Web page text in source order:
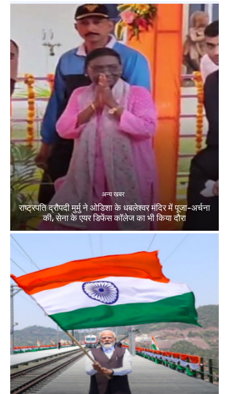
अन्य खबर
राष्ट्रपति द्रौपदी मुर्मु ने ओडिशा के धबलेश्वर मंदिर में पूजा-अर्चना
की, सेना के एयर डिफेंस कॉलेज का भी किया दौरा